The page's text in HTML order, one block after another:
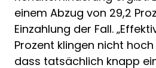
einem Abzug von 29,2
Einzahlung der Fall.
Prozent klingen nicht
dass tatsächlich knapp